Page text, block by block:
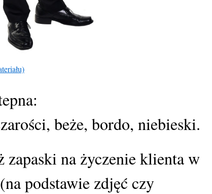
beże, bordo, niebieski.
zapaski na życzenie klienta w
podstawie zdjęć czy